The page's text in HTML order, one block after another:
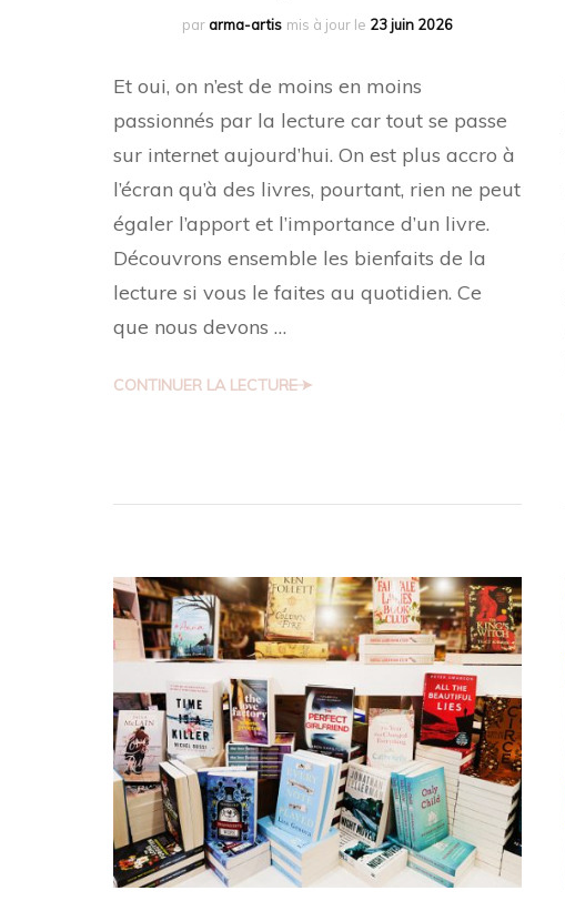
pararma-artis mis à jour le 23 juin 2026
Et oui, on n’est de moins en moins
passionnés par la lecture car tout se passe
sur internet aujourd’hui. On est plus accro à
l’écran qu’à des livres, pourtant, rien ne peut
égaler l’apport et l’importance d’un livre.
Découvrons ensemble les bienfaits de la
lecture si vous le faites au quotidien. Ce
que nous devons …
CONTINUER LA LECTURE